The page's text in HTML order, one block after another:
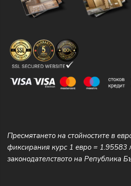
Пресмятането на стойностите в
фиксирания курс 1 евро = 1.95583
законодателството на Република